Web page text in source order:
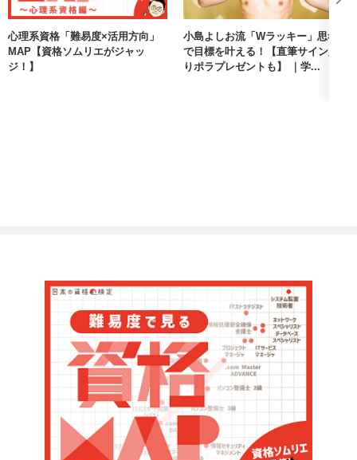
心理系資格「難易度×活用方向」
MAP【資格ソムリエがジャッ
ジ！】
小島よしお流「Wラッキー」思考
で目標を叶える！【直筆サイン入
りポラプレゼントも】 ｜学...